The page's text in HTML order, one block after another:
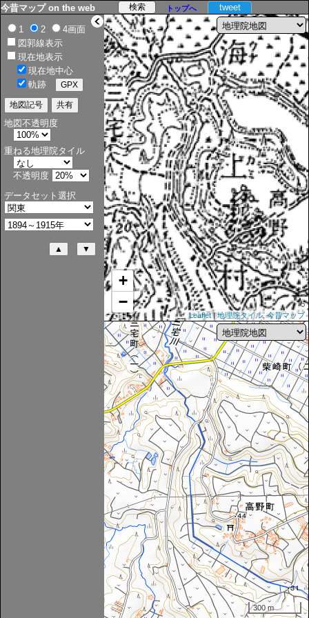
> tweet
今昔マップ on the web トップへ
+
−
Leaflet|地理院タイル,今昔マップ
300 m
1 2
4画面
図郭線表示
現在地表示
現在地中心
軌跡
地図不透明度
重ねる地理院タイル
不透明度
データセット選択